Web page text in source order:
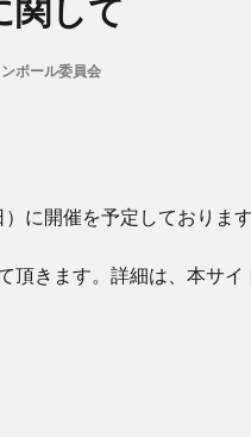
関して
ボール委員会
に開催を予定しております
頂きます。詳細は、本サ